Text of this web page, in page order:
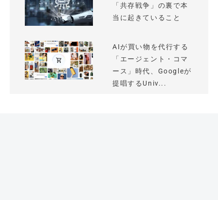
「共存戦争」の裏で本
当に起きていること
AIが買い物を代行する
「エージェント・コマ
ース」時代、Googleが
提唱するUniv...